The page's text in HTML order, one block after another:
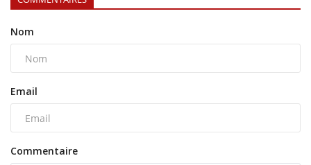
Nom
Email
Commentaire